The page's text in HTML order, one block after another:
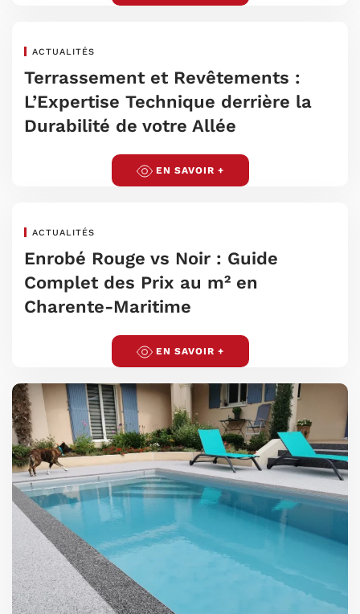
ACTUALITÉS
Terrassement et Revêtements :
L’Expertise Technique derrière la
Durabilité de votre Allée
EN SAVOIR +
ACTUALITÉS
Enrobé Rouge vs Noir : Guide
Complet des Prix au m² en
Charente-Maritime
EN SAVOIR +